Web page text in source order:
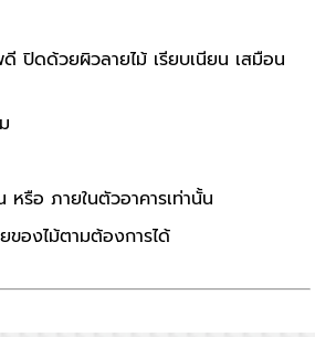
ปิดด้วยผิวลายไม้ เรียบเนียน เสมือน
หรือ ภายในตัวอาคารเท่านั้น
ของไม้ตามต้องการได้